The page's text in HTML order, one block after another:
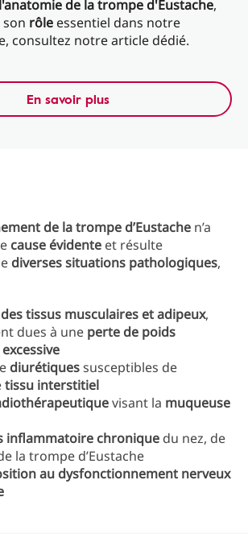
l'anatomie de la trompe d'Eustache,
son rôle essentiel dans notre
consultez notre article dédié.
En savoir plus
de la trompe d’Eustache n’a
cause évidente et résulte
diverses situations pathologiques,
tissus musculaires et adipeux,
dues à une perte de poids
diurétiquessusceptibles de
tissu interstitiel
visant la muqueuse
inflammatoire chronique du nez, de
la trompe d’Eustache
au dysfonctionnement nerveux